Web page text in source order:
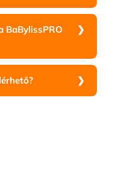
BaBylissPRO